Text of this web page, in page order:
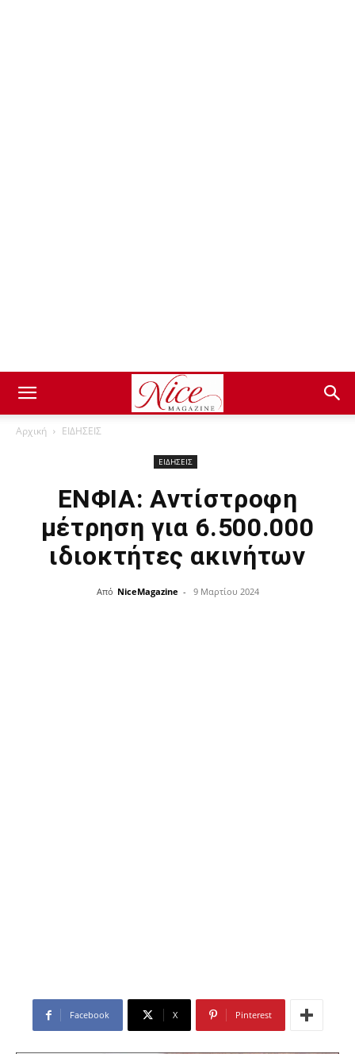
Αρχική ΕΙΔΗΣΕΙΣ
ΕΙΔΗΣΕΙΣ
ΕΝΦΙΑ: Αντίστροφη
μέτρηση για 6.500.000
ιδιοκτήτες ακινήτων
Από NiceMagazine - 9 Μαρτίου 2024
Facebook X Pinterest